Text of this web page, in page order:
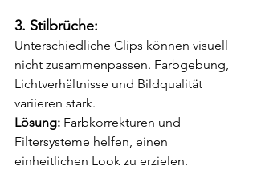
3. Stilbrüche:
Unterschiedliche Clips können visuell
nicht zusammenpassen. Farbgebung,
Lichtverhältnisse und Bildqualität
variieren stark.
Lösung: Farbkorrekturen und
Filtersysteme helfen, einen
einheitlichen Look zu erzielen.